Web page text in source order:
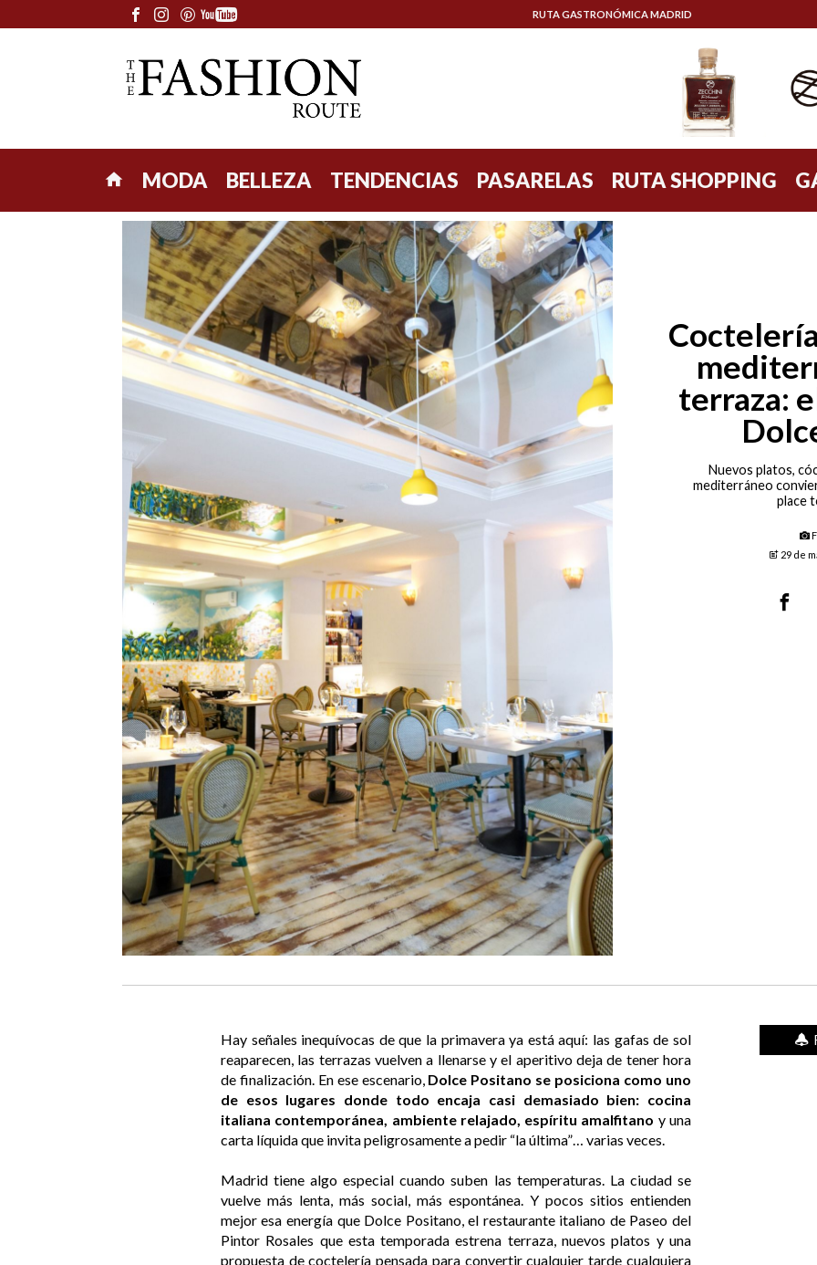
RUTA GASTRONÓMICA MADRID
MODA BELLEZA TENDENCIAS PASARELAS RUTA SHOPPING
terraza:
Nuevos platos,
mediterráneo
place
29 de
Hay señales inequívocas de que la primavera ya está aquí: las gafas de sol
reaparecen, las terrazas vuelven a llenarse y el aperitivo deja de tener hora
de finalización. En ese escenario, Dolce Positano se posiciona como uno
de esos lugares donde todo encaja casi demasiado bien: cocina
italiana contemporánea, ambiente relajado, espíritu amalfitano y una
carta líquida que invita peligrosamente a pedir “la última”… varias veces.
Madrid tiene algo especial cuando suben las temperaturas. La ciudad se
vuelve más lenta, más social, más espontánea. Y pocos sitios entienden
mejor esa energía que Dolce Positano, el restaurante italiano de Paseo del
Pintor Rosales que esta temporada estrena terraza, nuevos platos y una
propuesta de coctelería pensada para convertir cualquier tarde cualquiera